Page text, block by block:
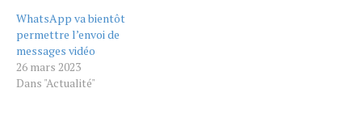
a aussi été aperçue il y a une
semaine.
https://www.instagram.com/p/CRMClkMnzED/?
utm_medium=copy_link
WhatsApp est une
WhatsApp va bientôt
permettre l’envoi de
messages vidéo
26 mars 2023
Dans "Actualité"